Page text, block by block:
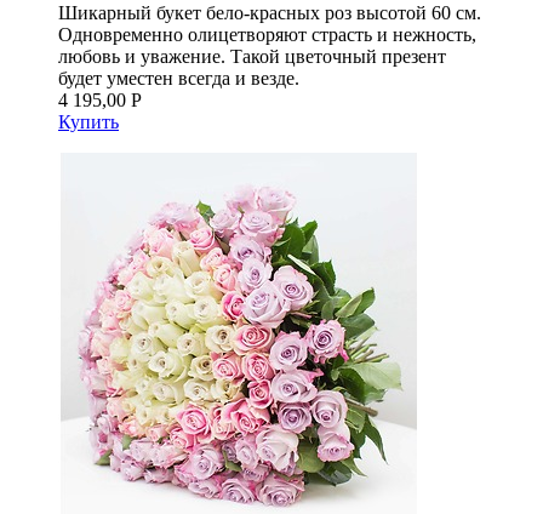
Шикарный букет бело-красных роз высотой 60 см.
Одновременно олицетворяют страсть и нежность,
любовь и уважение. Такой цветочный презент
будет уместен всегда и везде.
4 195,00 Р
Купить